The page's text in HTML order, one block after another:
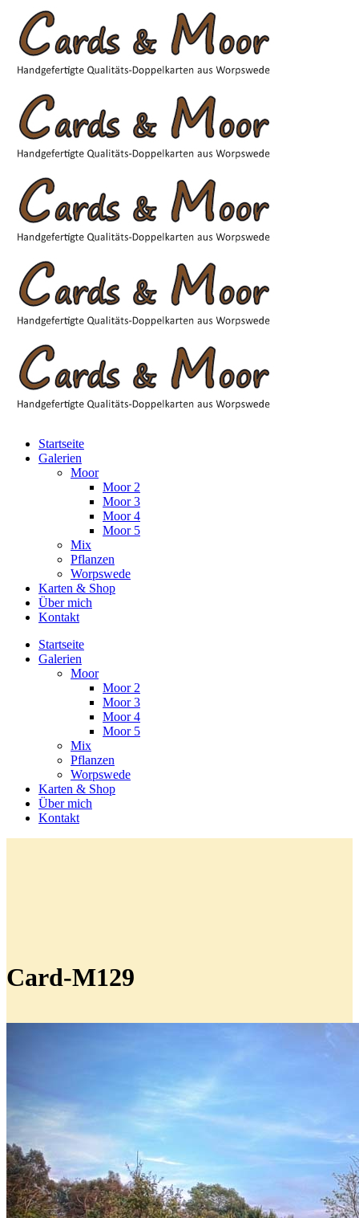
Startseite
Galerien
Moor
Moor 2
Moor 3
Moor 4
Moor 5
Mix
Pflanzen
Worpswede
Karten & Shop
Über mich
Kontakt
Startseite
Galerien
Moor
Moor 2
Moor 3
Moor 4
Moor 5
Mix
Pflanzen
Worpswede
Karten & Shop
Über mich
Kontakt
Card-M129